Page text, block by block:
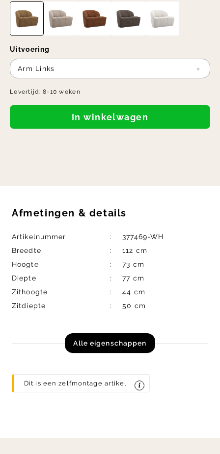
Uitvoering
Arm Links
Levertijd:8-10 weken
In winkelwagen
Afmetingen & details
Artikelnummer
377469-WH
Breedte
112 cm
Hoogte
73 cm
Diepte
77 cm
Zithoogte
44 cm
Zitdiepte
50 cm
Alle eigenschappen
Dit is een zelfmontage artikel